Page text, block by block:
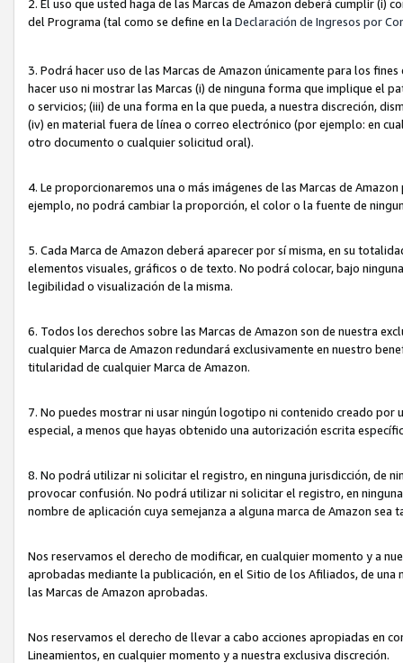
2. El uso que usted haga de las Marcas de Amazon deberá cumplir (i)
del Programa (tal como se define en la Declaración de Ingresos por
3. Podrá hacer uso de las Marcas de Amazon únicamente para los
hacer uso ni mostrar las Marcas (i) de ninguna forma que implique el
o servicios; (iii) de una forma en la que pueda, a nuestra discreción,
(iv) en material fuera de línea o correo electrónico (por ejemplo: en
otro documento o cualquier solicitud oral).
4. Le proporcionaremos una o más imágenes de las Marcas de
ejemplo, no podrá cambiar la proporción, el color o la fuente de
5. Cada Marca de Amazon deberá aparecer por sí misma, en su
elementos visuales, gráficos o de texto. No podrá colocar, bajo
legibilidad o visualización de la misma.
6. Todos los derechos sobre las Marcas de Amazon son de nuestra
cualquier Marca de Amazon redundará exclusivamente en nuestro
titularidad de cualquier Marca de Amazon.
7. No puedes mostrar ni usar ningún logotipo ni contenido creado por
especial, a menos que hayas obtenido una autorización escrita
8. No podrá utilizar ni solicitar el registro, en ninguna jurisdicción, de
provocar confusión. No podrá utilizar ni solicitar el registro, en
nombre de aplicación cuya semejanza a alguna marca de Amazon
Nos reservamos el derecho de modificar, en cualquier momento y a
aprobadas mediante la publicación, en el Sitio de los Afiliados, de
las Marcas de Amazon aprobadas.
Nos reservamos el derecho de llevar a cabo acciones apropiadas en
Lineamientos, en cualquier momento y a nuestra exclusiva discreción.